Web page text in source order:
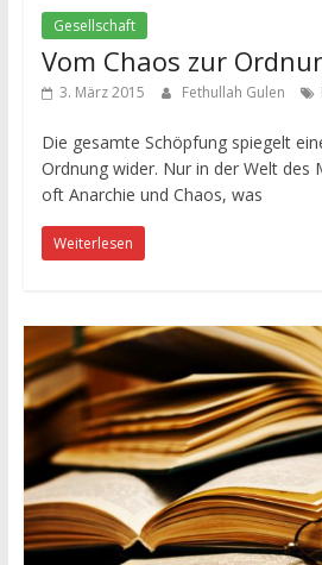
Gesellschaft
Vom Chaos zur
3. März 2015 Fethullah Gulen
Die gesamte Schöpfung spiegelt
Ordnung wider. Nur in der Welt des
oft Anarchie und Chaos, was
Weiterlesen